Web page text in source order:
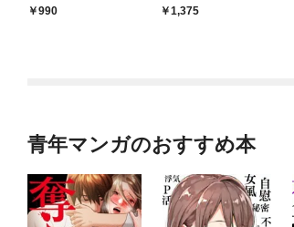
ン体質
￥990
良の友」の進化
￥1,375
青年マンガのおすすめ本